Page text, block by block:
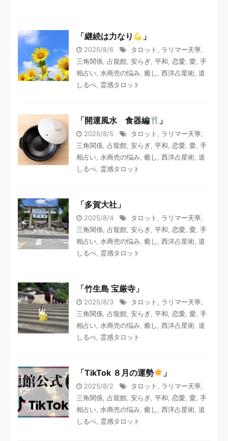
「継続は力なり 」
2025/8/6 タロット , ラリマー天寧,
三角関係, 占龍館, 安らぎ, 平和, 恋愛, 愛, 手
相占い, 水商売の悩み, 癒し, 西洋占星術, 道
しるべ, 霊感タロット
「開運風水 食器編 」
2025/8/5 タロット , ラリマー天寧,
三角関係, 占龍館, 安らぎ, 平和, 恋愛, 愛, 手
相占い, 水商売の悩み, 癒し, 西洋占星術, 道
しるべ, 霊感タロット
「多賀大社」
2025/8/4 タロット , ラリマー天寧,
三角関係, 占龍館, 安らぎ, 平和, 恋愛, 愛, 手
相占い, 水商売の悩み, 癒し, 西洋占星術, 道
しるべ, 霊感タロット
「竹生島 宝厳寺」
2025/8/3 タロット , ラリマー天寧,
三角関係, 占龍館, 安らぎ, 平和, 恋愛, 愛, 手
相占い, 水商売の悩み, 癒し, 西洋占星術, 道
しるべ, 霊感タロット
「TikTok ８月の運勢 」
2025/8/2 タロット , ラリマー天寧,
三角関係, 占龍館, 安らぎ, 平和, 恋愛, 愛, 手
相占い, 水商売の悩み, 癒し, 西洋占星術, 道
しるべ, 霊感タロット